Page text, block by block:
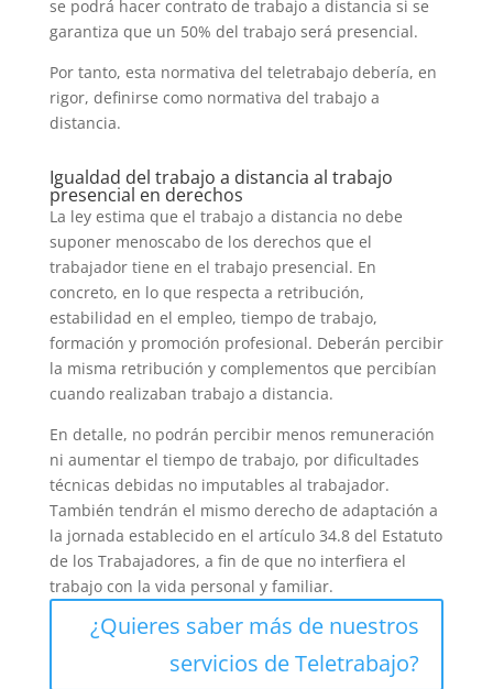
se podrá hacer contrato de trabajo a distancia si se
garantiza que un 50% del trabajo será presencial.
Por tanto, esta normativa del teletrabajo debería, en
rigor, definirse como normativa del trabajo a
distancia.
Igualdad del trabajo a distancia al trabajo
presencial en derechos
La ley estima que el trabajo a distancia no debe
suponer menoscabo de los derechos que el
trabajador tiene en el trabajo presencial. En
concreto, en lo que respecta a retribución,
estabilidad en el empleo, tiempo de trabajo,
formación y promoción profesional. Deberán percibir
la misma retribución y complementos que percibían
cuando realizaban trabajo a distancia.
En detalle, no podrán percibir menos remuneración
ni aumentar el tiempo de trabajo, por dificultades
técnicas debidas no imputables al trabajador.
También tendrán el mismo derecho de adaptación a
la jornada establecido en el artículo 34.8 del Estatuto
de los Trabajadores, a fin de que no interfiera el
trabajo con la vida personal y familiar.
¿Quieres saber más de nuestros
servicios de Teletrabajo?